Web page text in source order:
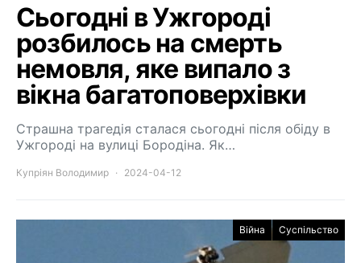
Сьогодні в Ужгороді
розбилось на смерть
немовля, яке випало з
вікна багатоповерхівки
Страшна трагедія сталася сьогодні після обіду в
Ужгороді на вулиці Бородіна. Як…
Купріян Володимир 2024-04-12
Війна Суспільство